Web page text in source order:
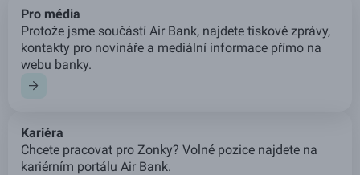
Pro média
Protože jsme součástí Air Bank, najdete tiskové zprávy,
kontakty pro novináře a mediální informace přímo na
webu banky.
Kariéra
Chcete pracovat pro Zonky? Volné pozice najdete na
kariérním portálu Air Bank.